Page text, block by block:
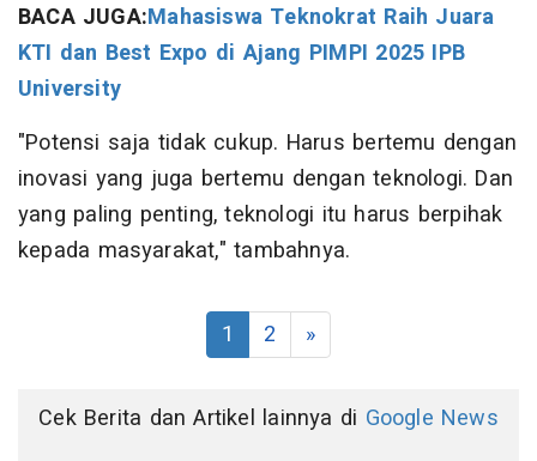
BACA JUGA:Mahasiswa Teknokrat Raih Juara
KTI dan Best Expo di Ajang PIMPI 2025 IPB
University
"Potensi saja tidak cukup. Harus bertemu dengan
inovasi yang juga bertemu dengan teknologi. Dan
yang paling penting, teknologi itu harus berpihak
kepada masyarakat," tambahnya.
1 2 »
Cek Berita dan Artikel lainnya di Google News